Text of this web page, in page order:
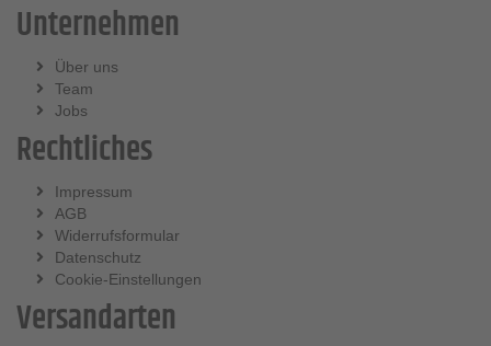
Unternehmen
Über uns
Team
Jobs
Rechtliches
Impressum
AGB
Widerrufsformular
Datenschutz
Cookie-Einstellungen
Versandarten